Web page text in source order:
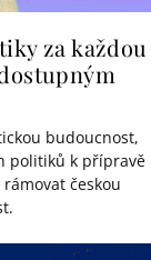
za každou
budoucnost,
politiků k přípravě
českou